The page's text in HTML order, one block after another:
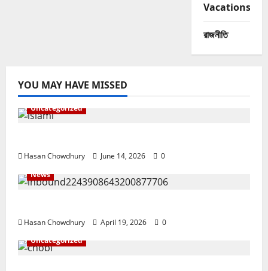
Vacations
রাজনীতি
YOU MAY HAVE MISSED
Uncategorized
Hasan Chowdhury June 14, 2026
0
News
Hasan Chowdhury April 19, 2026
0
Uncategorized